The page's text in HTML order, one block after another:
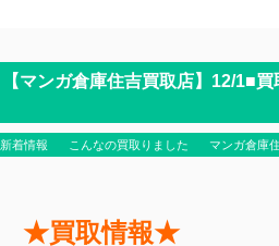
【マンガ倉庫住吉買取店】12/1■
新着情報 こんなの買取りました マンガ倉庫
★買取情報★